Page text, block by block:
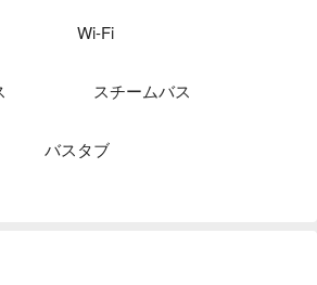
Wi-Fi
スチームバス
バスタブ